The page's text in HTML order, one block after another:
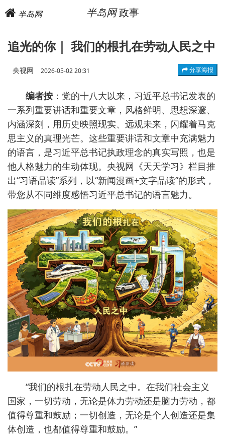
半岛网 半岛网政事
追光的你｜ 我们的根扎在劳动人民之中
央视网 2026-05-02 20:31 分享海报
编者按 ：党的十八大以来，习近平总书记发表的
一系列重要讲话和重要文章，风格鲜明、思想深邃、
内涵深刻，用历史映照现实、远观未来，闪耀着马克
思主义的真理光芒。这些重要讲话和文章中充满魅力
的语言，是习近平总书记执政理念的真实写照，也是
他人格魅力的生动体现。央视网《天天学习》栏目推
出“习语品读”系列，以“新闻漫画+文字品读”的形式，
带您从不同维度感悟习近平总书记的语言魅力。
“我们的根扎在劳动人民之中。在我们社会主义
国家，一切劳动，无论是体力劳动还是脑力劳动，都
值得尊重和鼓励；一切创造，无论是个人创造还是集
体创造，也都值得尊重和鼓励。”